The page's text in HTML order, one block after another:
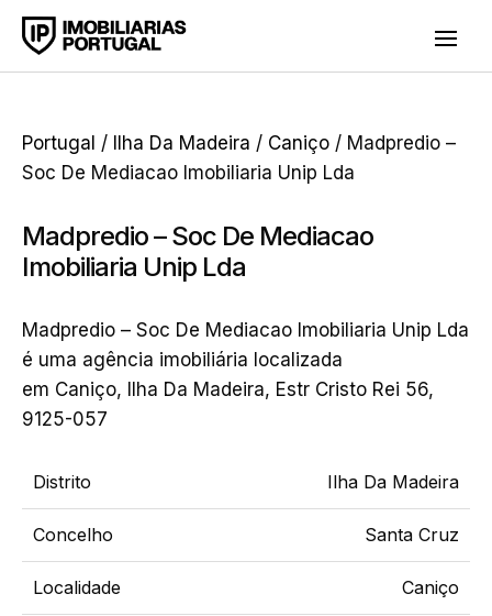
Portugal / Ilha Da Madeira / Caniço / Madpredio –
Soc De Mediacao Imobiliaria Unip Lda
Madpredio – Soc De Mediacao
Imobiliaria Unip Lda
Madpredio – Soc De Mediacao Imobiliaria Unip Lda
é uma agência imobiliária localizada
em Caniço, Ilha Da Madeira, Estr Cristo Rei 56,
9125-057
Distrito Ilha Da Madeira
Concelho Santa Cruz
Localidade Caniço